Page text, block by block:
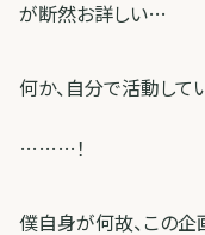
が断然お詳しい…
何か、自分で活動し
………！
僕自身が何故、この